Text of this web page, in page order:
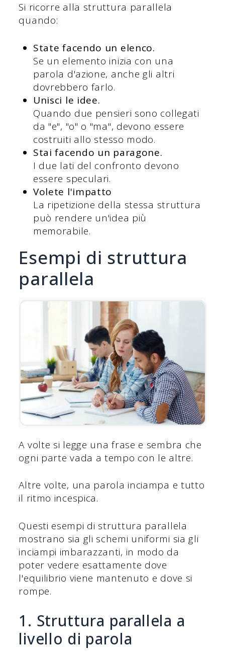
Si ricorre alla struttura parallela
quando:
State facendo un elenco.
Se un elemento inizia con una
parola d'azione, anche gli altri
dovrebbero farlo.
Unisci le idee.
Quando due pensieri sono collegati
da "e", "o" o "ma", devono essere
costruiti allo stesso modo.
Stai facendo un paragone.
I due lati del confronto devono
essere speculari.
Volete l'impatto
La ripetizione della stessa struttura
può rendere un'idea più
memorabile.
Esempi di struttura
parallela
A volte si legge una frase e sembra che
ogni parte vada a tempo con le altre.
Altre volte, una parola inciampa e tutto
il ritmo incespica.
Questi esempi di struttura parallela
mostrano sia gli schemi uniformi sia gli
inciampi imbarazzanti, in modo da
poter vedere esattamente dove
l'equilibrio viene mantenuto e dove si
rompe.
1. Struttura parallela a
livello di parola